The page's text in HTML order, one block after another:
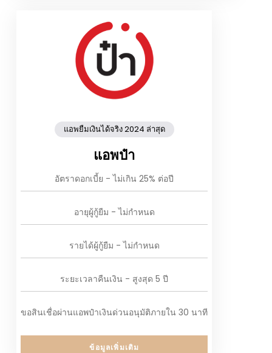
แอพยืมเงินได้จริง 2024 ล่าสุด
แอพป๋า
อัตราดอกเบี้ย - ไม่เกิน 25% ต่อปี
อายุผู้กู้ยืม - ไม่กำหนด
รายได้ผู้กู้ยืม - ไม่กำหนด
ระยะเวลาคืนเงิน - สูงสุด 5 ปี
ขอสินเชื่อผ่านแอพป๋าเงินด่วนอนุมัติภายใน 30 นาที
ข้อมูลเพิ่มเติม